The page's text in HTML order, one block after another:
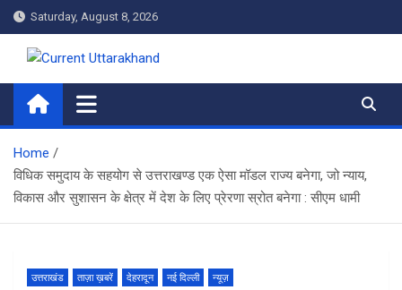
Skip
to
content
Saturday, August 8, 2026
Current Uttarakhand
Home
विधिक समुदाय के सहयोग से उत्तराखण्ड एक ऐसा मॉडल राज्य बनेगा, जो न्याय,
विकास और सुशासन के क्षेत्र में देश के लिए प्रेरणा स्रोत बनेगा : सीएम धामी
उत्तराखंड ताज़ा ख़बरें देहरादून नई दिल्ली न्यूज़